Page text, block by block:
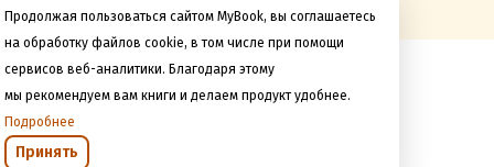
Продолжая пользоваться сайтом MyBook, вы соглашаетесь
на обработку файлов cookie, в том числе при помощи
сервисов веб-аналитики. Благодаря этому
мы рекомендуем вам книги и делаем продукт удобнее.
Подробнее
Принять